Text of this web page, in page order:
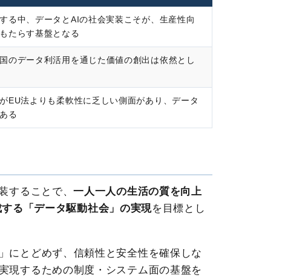
る中、データとAIの社会実装こそが、生産性向
たらす基盤となる
のデータ利活用を通じた価値の創出は依然とし
EU法よりも柔軟性に乏しい側面があり、データ
る
することで、一人一人の生活の質を向上
る「データ駆動社会」の実現を目標とし
にとどめず、信頼性と安全性を確保しな
現するための制度・システム面の基盤を